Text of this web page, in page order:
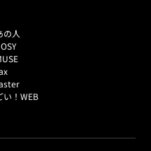
の人
い！WEB